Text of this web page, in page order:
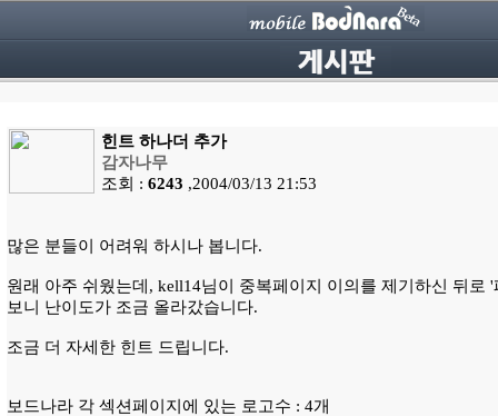
힌트 하나더 추가
감자나무
조회 : 6243 ,2004/03/13 21:53
많은 분들이 어려워 하시나 봅니다.
원래 아주 쉬웠는데, kell14님이 중복페이지 이의를 제기하신 뒤로
보니 난이도가 조금 올라갔습니다.
조금 더 자세한 힌트 드립니다.
보드나라 각 섹션페이지에 있는 로고수 : 4개